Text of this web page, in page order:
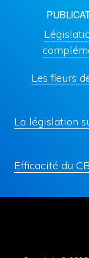
Les fleurs
La législation
Efficacité du